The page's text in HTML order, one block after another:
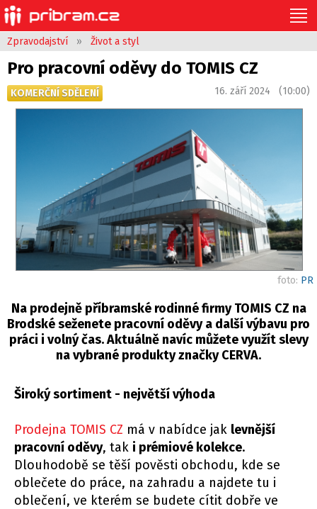
Zpravodajství » Život a styl
Pro pracovní oděvy do TOMIS CZ
KOMERČNÍ SDĚLENÍ 16. září 2024 (10:00)
foto: PR
Na prodejně příbramské rodinné firmy TOMIS CZ na
Brodské seženete pracovní oděvy a další výbavu pro
práci i volný čas. Aktuálně navíc můžete využít slevy
na vybrané produkty značky CERVA.
Široký sortiment - největší výhoda
Prodejna TOMIS CZ má v nabídce jak levnější
pracovní oděvy, tak i prémiové kolekce.
Dlouhodobě se těší pověsti obchodu, kde se
oblečete do práce, na zahradu a najdete tu i
oblečení, ve kterém se budete cítit dobře ve